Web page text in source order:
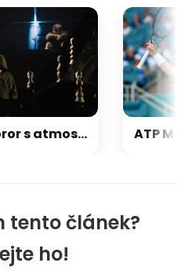
tento článek?
ho!
RECENZE: Horor s atmosférou, tušené zlo. V Draku inscenují Čarodějova učně